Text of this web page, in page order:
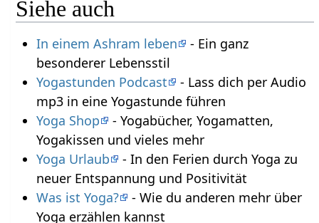
Siehe auch
In einem Ashram leben
- Ein ganz
besonderer Lebensstil
Yogastunden Podcast
- Lass dich per Audio
mp3 in eine Yogastunde führen
Yoga Shop
- Yogabücher, Yogamatten,
Yogakissen und vieles mehr
Yoga Urlaub
- In den Ferien durch Yoga zu
neuer Entspannung und Positivität
Was ist Yoga?
- Wie du anderen mehr über
Yoga erzählen kannst